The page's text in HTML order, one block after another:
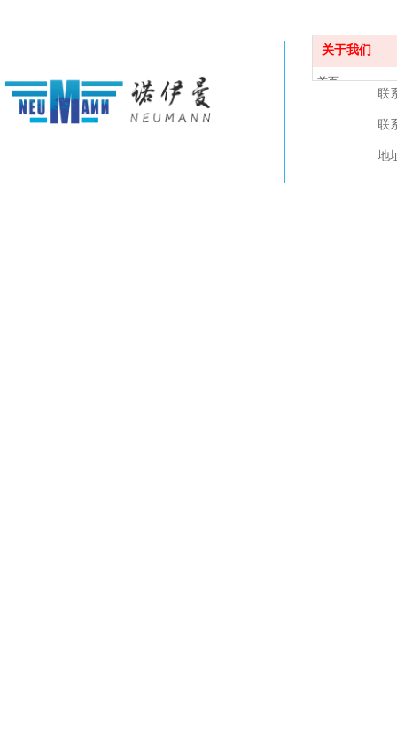
关于我们
首页
联
联
地